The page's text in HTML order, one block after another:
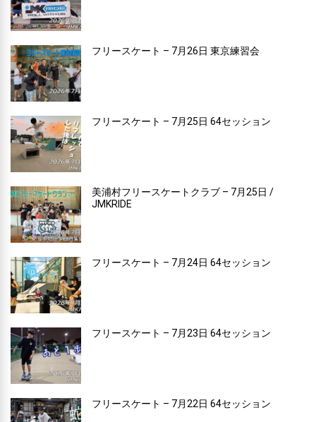
フリースケート – 7月26日 東京練習会
フリースケート – 7月25日 64セッション
美浦村フリースケートクラブ – 7月25日 /
JMKRIDE
フリースケート – 7月24日 64セッション
フリースケート – 7月23日 64セッション
フリースケート – 7月22日 64セッション